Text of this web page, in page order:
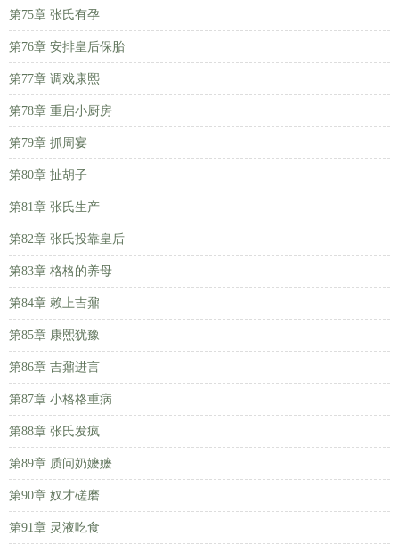
第75章 张氏有孕
第76章 安排皇后保胎
第77章 调戏康熙
第78章 重启小厨房
第79章 抓周宴
第80章 扯胡子
第81章 张氏生产
第82章 张氏投靠皇后
第83章 格格的养母
第84章 赖上吉鼐
第85章 康熙犹豫
第86章 吉鼐进言
第87章 小格格重病
第88章 张氏发疯
第89章 质问奶嬷嬷
第90章 奴才磋磨
第91章 灵液吃食